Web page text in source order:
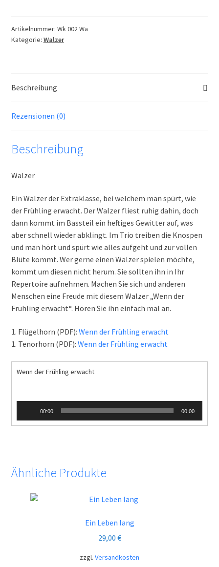
Menge
Artikelnummer: Wk 002 Wa
Kategorie: Walzer
Beschreibung
Rezensionen (0)
Beschreibung
Walzer
Ein Walzer der Extraklasse, bei welchem man spürt, wie
der Frühling erwacht. Der Walzer fliest ruhig dahin, doch
dann kommt im Bassteil ein heftiges Gewitter auf, was
aber schnell wieder abklingt. Im Trio treiben die Knospen
und man hört und spürt wie alles aufgeht und zur vollen
Blüte kommt. Wer gerne einen Walzer spielen möchte,
kommt um diesen nicht herum. Sie sollten ihn in Ihr
Repertoire aufnehmen. Machen Sie sich und anderen
Menschen eine Freude mit diesem Walzer „Wenn der
Frühling erwacht“. Hören Sie ihn einfach mal an.
1. Flügelhorn (PDF): Wenn der Frühling erwacht
1. Tenorhorn (PDF): Wenn der Frühling erwacht
Wenn der Frühling erwacht
00:00 00:00
Ähnliche Produkte
Ein Leben lang
29,00 €
zzgl. Versandkosten